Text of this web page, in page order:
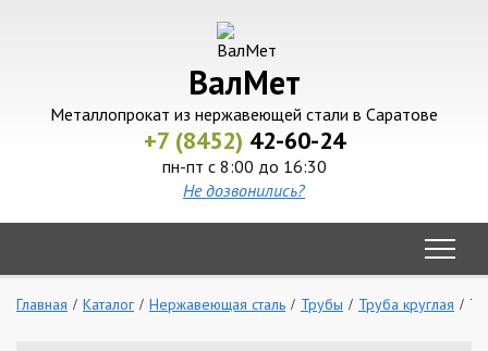
ВалМет
Металлопрокат из нержавеющей стали в Саратове
+7 (8452) 42-60-24
пн-пт с 8:00 до 16:30
Не дозвонились?
Главная Каталог Нержавеющая сталь Трубы Труба круглая